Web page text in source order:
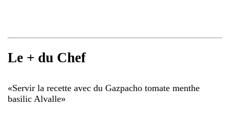
Le + du Chef
«Servir la recette avec du Gazpacho tomate menthe
basilic Alvalle»